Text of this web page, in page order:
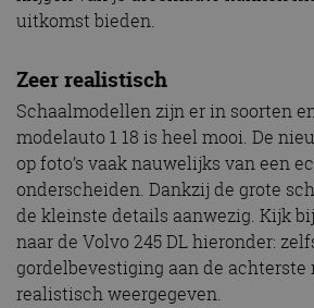
uitkomst bieden.
Zeer realistisch
Schaalmodellen zijn er in soorten
modelauto 1 18 is heel mooi. De
op foto’s vaak nauwelijks van een
onderscheiden. Dankzij de grote
de kleinste details aanwezig. Kijk
naar de Volvo 245 DL hieronder:
gordelbevestiging aan de
realistisch weergegeven.